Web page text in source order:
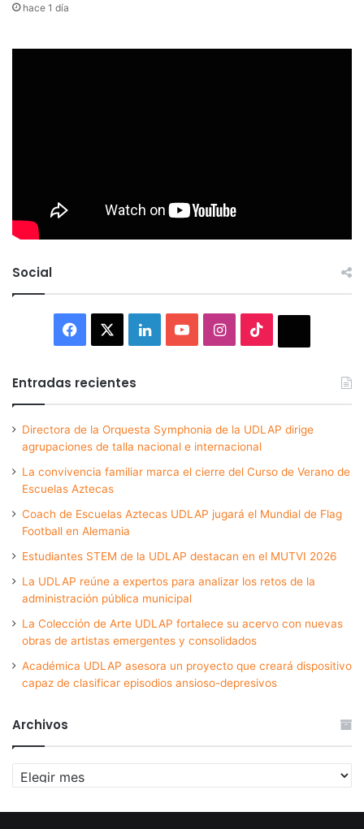
hace 1 día
Social
Facebook LinkedInYouTubeInstagram
Entradas recientes
Directora de la Orquesta Symphonia de la UDLAP dirige
agrupaciones de talla nacional e internacional
La convivencia familiar marca el cierre del Curso de Verano de
Escuelas Aztecas
Coach de Escuelas Aztecas UDLAP jugará el Mundial de Flag
Football en Alemania
Estudiantes STEM de la UDLAP destacan en el MUTVI 2026
La UDLAP reúne a expertos para analizar los retos de la
administración pública municipal
La Colección de Arte UDLAP fortalece su acervo con nuevas
obras de artistas emergentes y consolidados
Académica UDLAP asesora un proyecto que creará dispositivo
capaz de clasificar episodios ansioso-depresivos
Archivos
Archivos